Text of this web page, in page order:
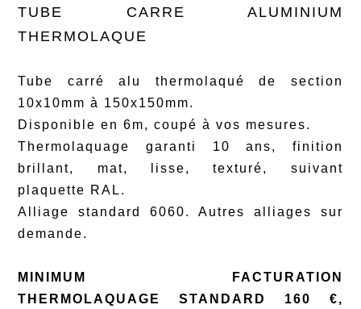
TUBE CARRE ALUMINIUM
THERMOLAQUE
Tube carré alu thermolaqué de section
10x10mm à 150x150mm.
Disponible en 6m, coupé à vos mesures.
Thermolaquage garanti 10 ans, finition
brillant, mat, lisse, texturé, suivant
plaquette RAL.
Alliage standard 6060. Autres alliages sur
demande.
MINIMUM FACTURATION
THERMOLAQUAGE STANDARD 160 €,